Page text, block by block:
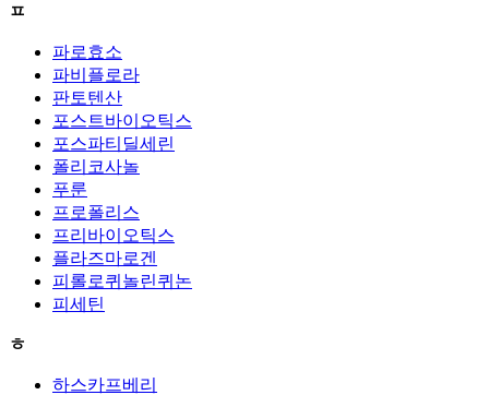
ㅍ
파로효소
파비플로라
판토텐산
포스트바이오틱스
포스파티딜세린
폴리코사놀
푸룬
프로폴리스
프리바이오틱스
플라즈마로겐
피롤로퀴놀린퀴논
피세틴
ㅎ
하스카프베리